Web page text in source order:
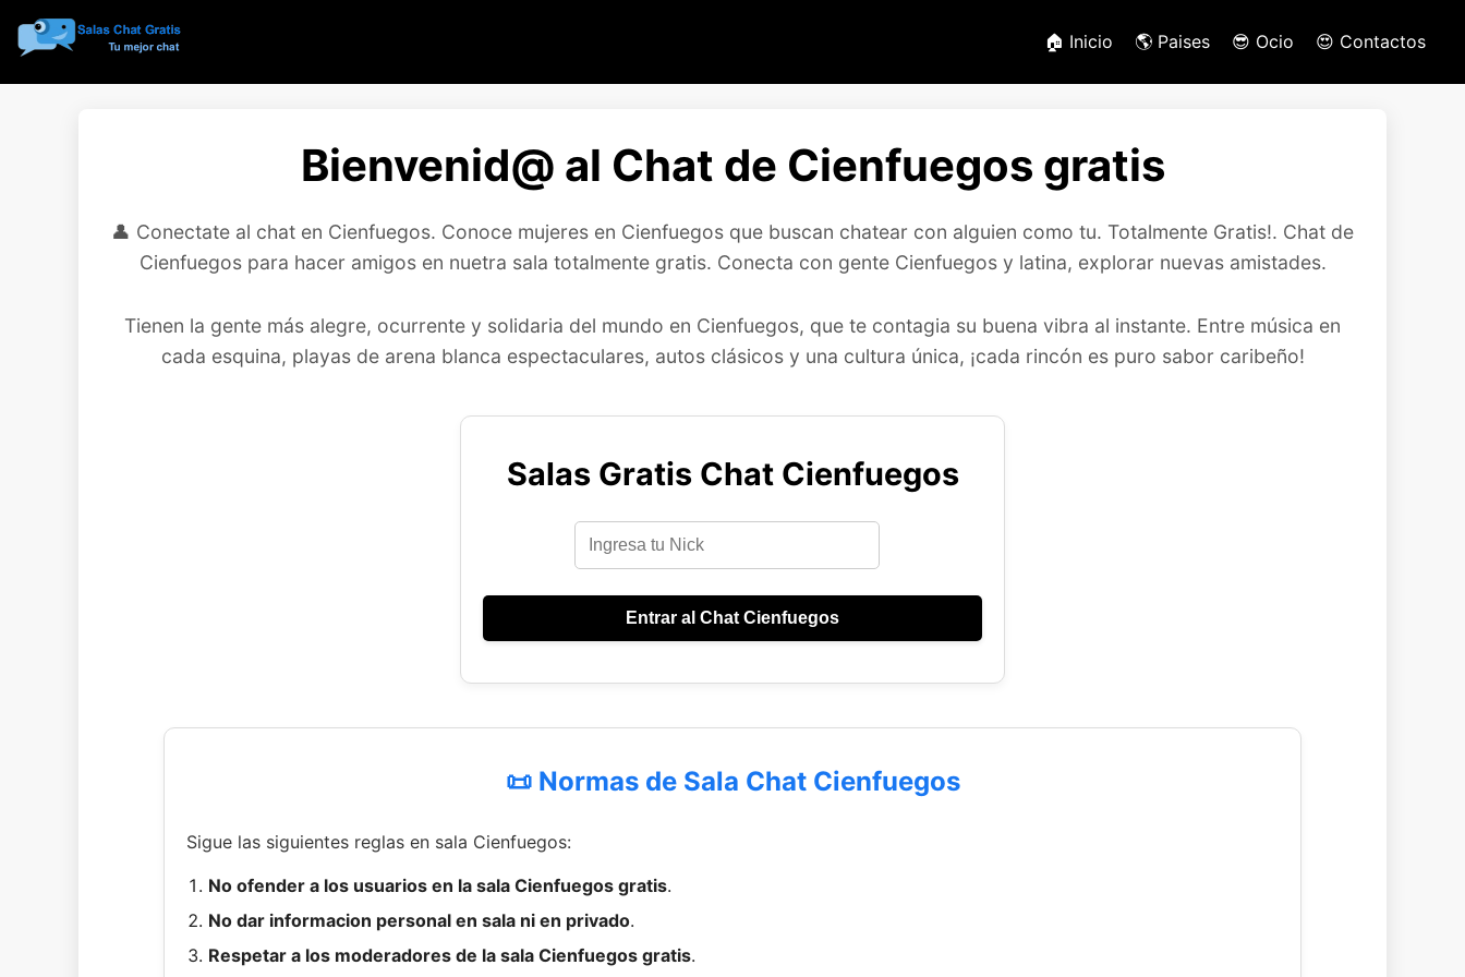
🏠 Inicio 🌎 Paises 😎 Ocio 😍 Contactos
Bienvenid@ al Chat de Cienfuegos gratis
👤 Conectate al chat en Cienfuegos. Conoce mujeres en Cienfuegos que buscan chatear con alguien como tu. Totalmente Gratis!. Chat de
Cienfuegos para hacer amigos en nuetra sala totalmente gratis. Conecta con gente Cienfuegos y latina, explorar nuevas amistades.
Tienen la gente más alegre, ocurrente y solidaria del mundo en Cienfuegos, que te contagia su buena vibra al instante. Entre música en
cada esquina, playas de arena blanca espectaculares, autos clásicos y una cultura única, ¡cada rincón es puro sabor caribeño!
Salas Gratis Chat Cienfuegos
Entrar al Chat Cienfuegos
📜 Normas de Sala Chat Cienfuegos
Sigue las siguientes reglas en sala Cienfuegos:
No ofender a los usuarios en la sala Cienfuegos gratis.
No dar informacion personal en sala ni en privado.
Respetar a los moderadores de la sala Cienfuegos gratis.